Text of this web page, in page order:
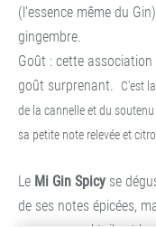
(l'essence même du
gingembre.
Goût : cette
goût surprenant.
C'est
de la cannelle et du
sa petite note relevée et
Le Mi Gin Spicy se
de ses notes épicées,